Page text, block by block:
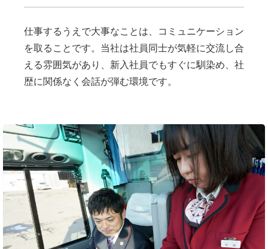
仕事するうえで大事なことは、コミュニケーション
を取ることです。当社は社員同士が気軽に交流し合
える雰囲気があり、新入社員でもすぐに馴染め、社
歴に関係なく会話が弾む環境です。